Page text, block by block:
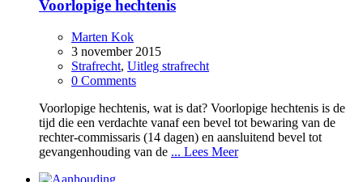
Voorlopige hechtenis
Marten Kok
3 november 2015
Strafrecht, Uitleg strafrecht
0 Comments
Voorlopige hechtenis, wat is dat? Voorlopige hechtenis is de
tijd die een verdachte vanaf een bevel tot bewaring van de
rechter-commissaris (14 dagen) en aansluitend bevel tot
gevangenhouding van de ... Lees Meer